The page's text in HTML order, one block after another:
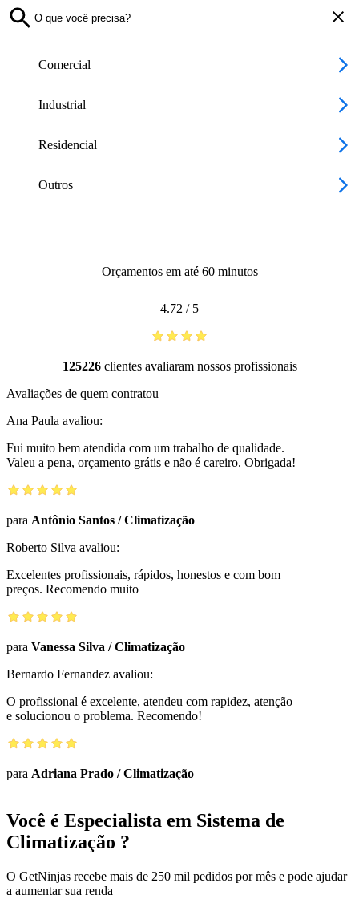
Comercial
Industrial
Residencial
Outros
Orçamentos em até 60 minutos
4.72 / 5
125226clientes avaliaram nossos profissionais
Avaliações de quem contratou
Ana Paula avaliou:
Fui muito bem atendida com um trabalho de qualidade.
Valeu a pena, orçamento grátis e não é careiro. Obrigada!
para Antônio Santos /Climatização
Roberto Silva avaliou:
Excelentes profissionais, rápidos, honestos e com bom
preços. Recomendo muito
para Vanessa Silva /Climatização
Bernardo Fernandez avaliou:
O profissional é excelente, atendeu com rapidez, atenção
e solucionou o problema. Recomendo!
para Adriana Prado /Climatização
Você é Especialista em Sistema de
Climatização ?
O GetNinjas recebe mais de 250 mil pedidos por mês e pode ajudar
a aumentar sua renda